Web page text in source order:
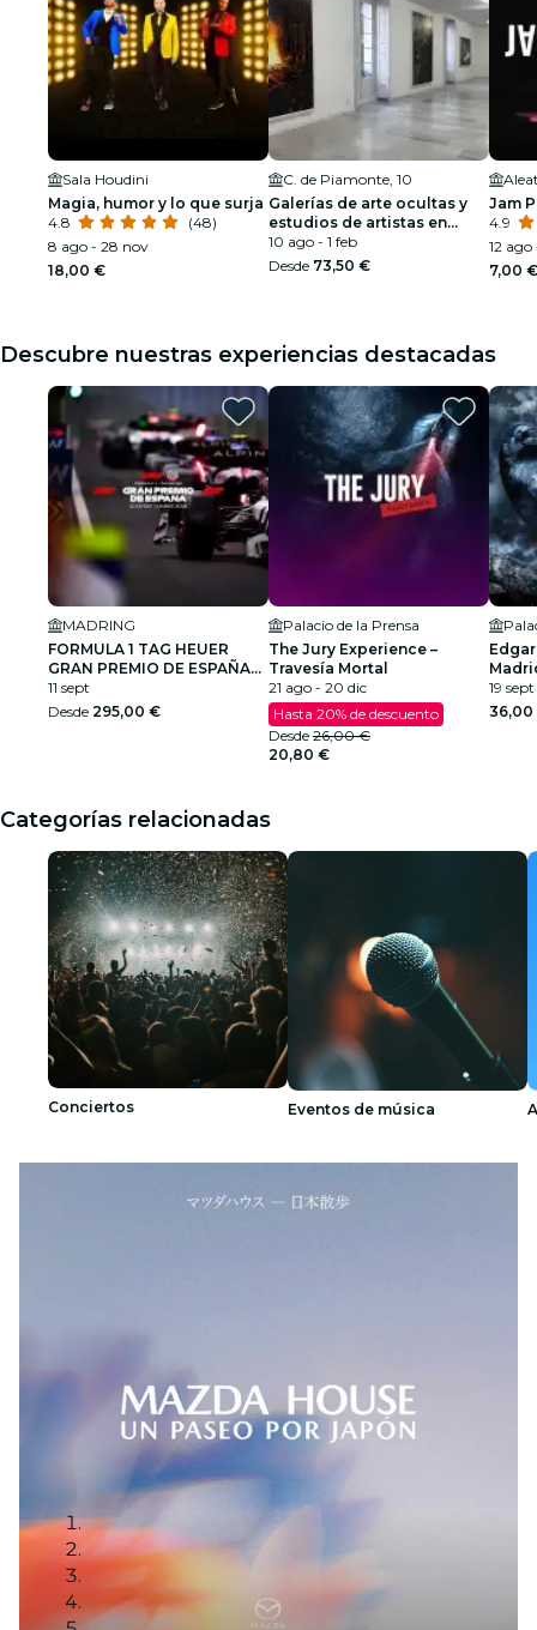
Sala Houdini
Magia, humor y lo que surja
4.8
(48)
8 ago - 28 nov
18,00 €
C. de Piamonte, 10
Galerías de arte ocultas y
estudios de artistas en
Madrid
10 ago - 1 feb
Desde 73,50 €
Jam
4.9
12
7,00 €
Descubre nuestras experiencias destacadas
MADRING
FORMULA 1 TAG HEUER
GRAN PREMIO DE ESPAÑA
2026
11 sept
Desde 295,00 €
Palacio de la Prensa
The Jury Experience –
Travesía Mortal
21 ago - 20 dic
Hasta 20% de descuento
Desde 26,00 €
20,80 €
19
36,00
Categorías relacionadas
Conciertos Eventos de música